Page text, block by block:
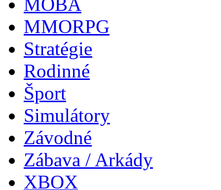
MMORPG
Stratégie
Rodinné
Šport
Simulátory
Závodné
Zábava / Arkády
XBOX